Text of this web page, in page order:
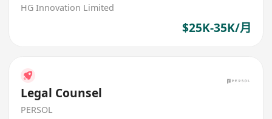
HG Innovation Limited
$25K-35K/月
Legal Counsel
PERSOL